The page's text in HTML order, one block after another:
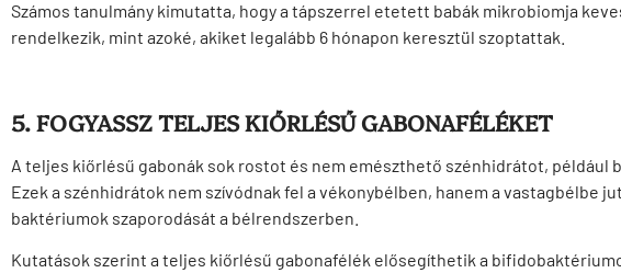
Számos tanulmány kimutatta, hogy a tápszerrel etetett babák mikrobiomja
rendelkezik, mint azoké, akiket legalább 6 hónapon keresztül szoptattak.
5. FOGYASSZ TELJES KIŐRLÉSŰ GABONAFÉLÉKET
A teljes kiőrlésű gabonák sok rostot és nem emészthető szénhidrátot, például
Ezek a szénhidrátok nem szívódnak fel a vékonybélben, hanem a vastagbélbe
baktériumok szaporodását a bélrendszerben.
Kutatások szerint a teljes kiőrlésű gabonafélék elősegíthetik a